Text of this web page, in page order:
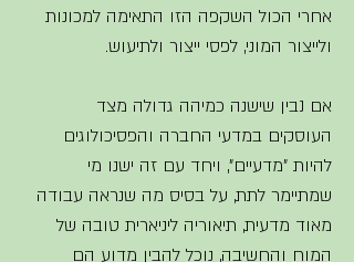
אחרי הכול השקפה הזו התאימה למכונות
ולייצור המוני, לפסי ייצור ולתיעוש.
אם נבין שישנה כמיהה גדולה מצד
העוסקים במדעי החברה והפסיכולוגים
להיות "מדעיים", ויחד עם זה ישנו מי
שמתיימר לתת, על בסיס מה שנראה עבודה
מאוד מדעית, תיאוריה ליניארית טובה של
המוח והחשיבה, נוכל להבין מדוע הם